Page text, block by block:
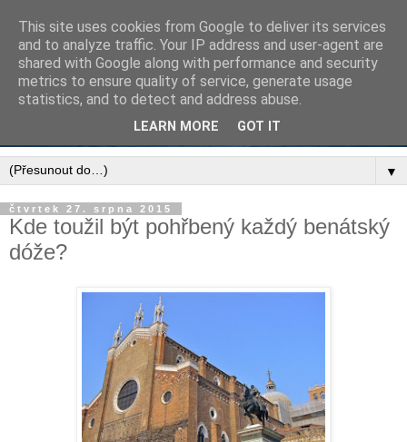
▼
čtvrtek 27. srpna 2015
Kde toužil být pohřbený každý benátský
dóže?
This site uses cookies from Google to deliver its services
and to analyze traffic. Your IP address and user-agent are
shared with Google along with performance and security
metrics to ensure quality of service, generate usage
statistics, and to detect and address abuse.
LEARN MORE GOT IT